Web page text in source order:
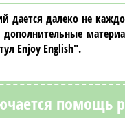
дается далеко не
Enjoy English".
помощь